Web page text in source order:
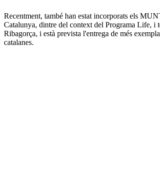
Recentment, també han estat incorporats els
Catalunya, dintre del context del Programa Life,
Ribagorça, i està prevista l'entrega de més
catalanes.